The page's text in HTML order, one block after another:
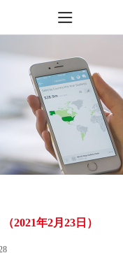
2021年2月23日）